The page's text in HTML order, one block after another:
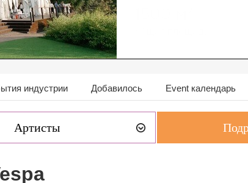
индустрии Добавилось Event календарь
Артисты